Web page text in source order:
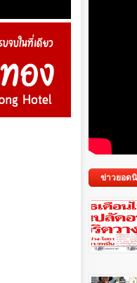
ข่าวยอด